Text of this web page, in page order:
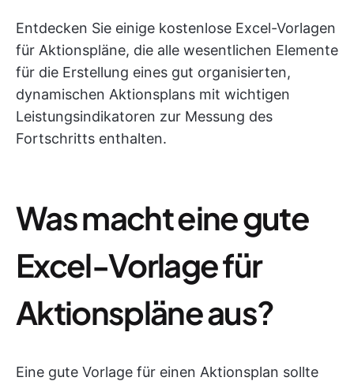
Entdecken Sie einige kostenlose Excel-Vorlagen
für Aktionspläne, die alle wesentlichen Elemente
für die Erstellung eines gut organisierten,
dynamischen Aktionsplans mit wichtigen
Leistungsindikatoren zur Messung des
Fortschritts enthalten.
Was macht eine gute
Excel-Vorlage für
Aktionspläne aus?
Eine gute Vorlage für einen Aktionsplan sollte